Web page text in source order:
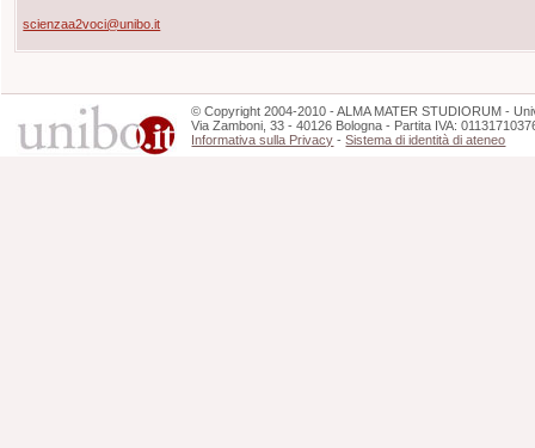
scienzaa2voci@unibo.it
©Copyright 2004-2010 - ALMA MATER STUDIORUM -
Via Zamboni, 33 - 40126 Bologna - Partita IVA:
Informativa sulla Privacy -Sistema di identità di ateneo